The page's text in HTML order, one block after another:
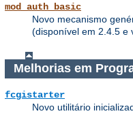
mod_auth_basic
Novo mecanismo
(disponível em 2.4.5 e
Melhorias em
fcgistarter
Novo utilitário